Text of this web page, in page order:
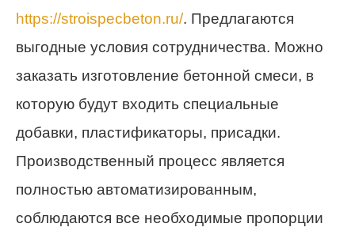
https://stroispecbeton.ru/. Предлагаются
выгодные условия сотрудничества. Можно
заказать изготовление бетонной смеси, в
которую будут входить специальные
добавки, пластификаторы, присадки.
Производственный процесс является
полностью автоматизированным,
соблюдаются все необходимые пропорции